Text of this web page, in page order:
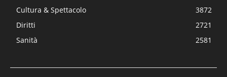
Cultura & Spettacolo
3872
Diritti
2721
Sanità
2581